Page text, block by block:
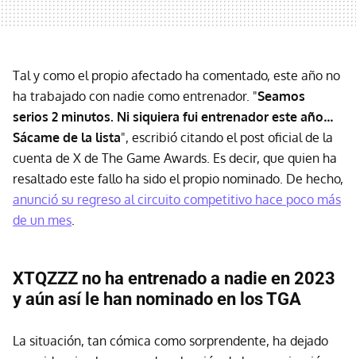
Tal y como el propio afectado ha comentado, este año no
ha trabajado con nadie como entrenador. "Seamos
serios 2 minutos. Ni siquiera fui entrenador este año…
Sácame de la lista", escribió citando el post oficial de la
cuenta de X de The Game Awards. Es decir, que quien ha
resaltado este fallo ha sido el propio nominado. De hecho,
anunció su regreso al circuito competitivo hace poco más
de un mes.
XTQZZZ no ha entrenado a nadie en 2023
y aún así le han nominado en los TGA
La situación, tan cómica como sorprendente, ha dejado